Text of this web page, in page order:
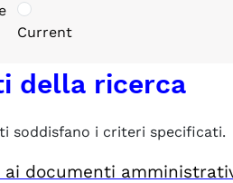
Current
della ricerca
soddisfano i criteri specificati.
ai documenti